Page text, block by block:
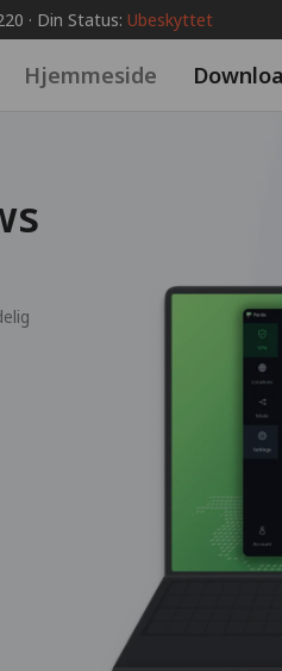
· Din Status: Ubeskyttet
Hjemmeside